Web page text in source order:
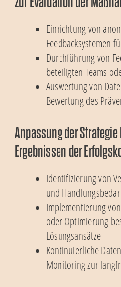
Einrichtung von
Feedbacksystemen
Durchführung von
beteiligten Teams
Auswertung von
Bewertung des
Anpassung der
Ergebnissen der
Identifizierung von
und
Implementierung
oder Optimierung
Lösungsansätze
Kontinuierliche
Monitoring zur